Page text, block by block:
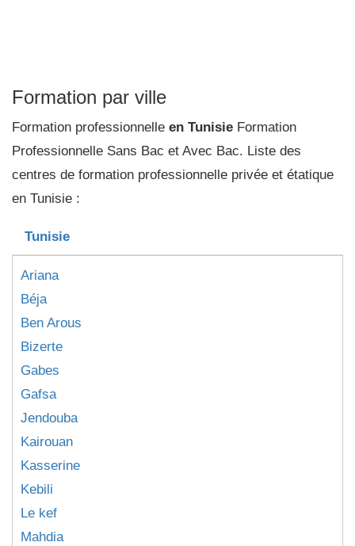
Formation par ville
Formation professionnelle en Tunisie Formation
Professionnelle Sans Bac et Avec Bac. Liste des
centres de formation professionnelle privée et étatique
en Tunisie :
Tunisie
Ariana
Béja
Ben Arous
Bizerte
Gabes
Gafsa
Jendouba
Kairouan
Kasserine
Kebili
Le kef
Mahdia